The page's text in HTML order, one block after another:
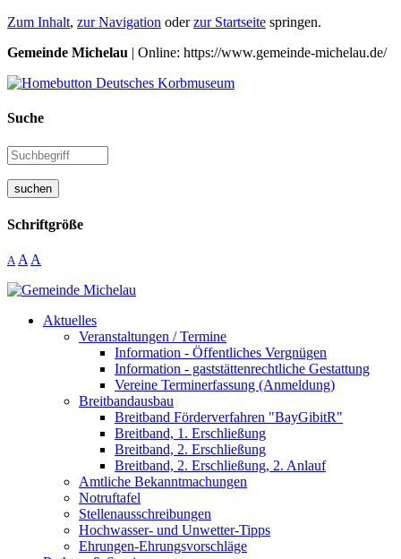
Zum Inhalt, zur Navigation oderzur Startseite springen.
Gemeinde Michelau | Online: https://www.gemeinde-michelau.de/
Suche
suchen
Schriftgröße
A A A
Aktuelles
Veranstaltungen / Termine
Information - Öffentliches Vergnügen
Information - gaststättenrechtliche Gestattung
Vereine Terminerfassung (Anmeldung)
Breitbandausbau
Breitband Förderverfahren "BayGibitR"
Breitband, 1. Erschließung
Breitband, 2. Erschließung
Breitband, 2. Erschließung, 2. Anlauf
Amtliche Bekanntmachungen
Notruftafel
Stellenausschreibungen
Hochwasser- und Unwetter-Tipps
Ehrungen-Ehrungsvorschläge